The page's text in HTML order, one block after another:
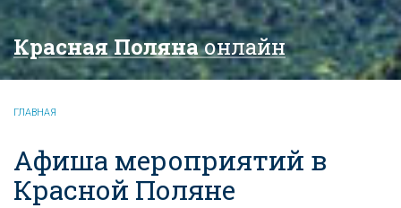
Красная Полянаонлайн
ГЛАВНАЯ
Афиша мероприятий в
Красной Поляне